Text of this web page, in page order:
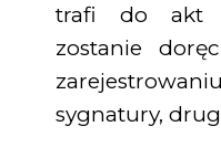
trafi do akt
zostanie
sygnatury,